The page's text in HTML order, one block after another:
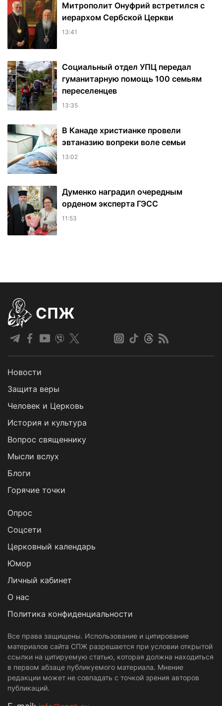
Митрополит Онуфрий встретился с
иерархом Сербской Церкви
13:41
Социальный отдел УПЦ передал
гуманитарную помощь 100 семьям
переселенцев
13:35
В Канаде христианке провели
эвтаназию вопреки воле семьи
13:02
Думенко наградил очередным
орденом эксперта ГЭСС
11:53
СПЖ
Новости
Защита веры
Человек и Церковь
История и культура
Вопрос священнику
Мысли вслух
Блоги
Горячие точки
Опрос
Cоцсети
Церковный календарь
Юмор
Личный кабинет
О нас
Политика конфиденциальности
Все права защищены. Использование и цитирование
материалов сайта СПЖ разрешается при условии открытой
ссылки на цитируемую статью, которая должна находиться
в первом абзаце публикуемого материала. Мнение
редакции может не совпадать с точкой зрения авторов
публикаций.